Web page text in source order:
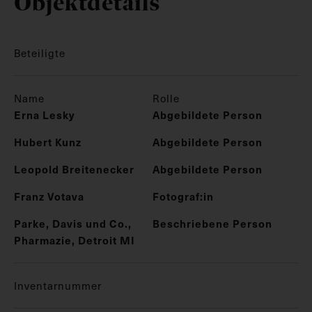
Beteiligte
Name Rolle
Erna Lesky
Abgebildete Person
Hubert Kunz
Abgebildete Person
Leopold Breitenecker
Abgebildete Person
Franz Votava
Fotograf:in
Parke, Davis und Co.,
Pharmazie, Detroit MI
Beschriebene Person
Inventarnummer